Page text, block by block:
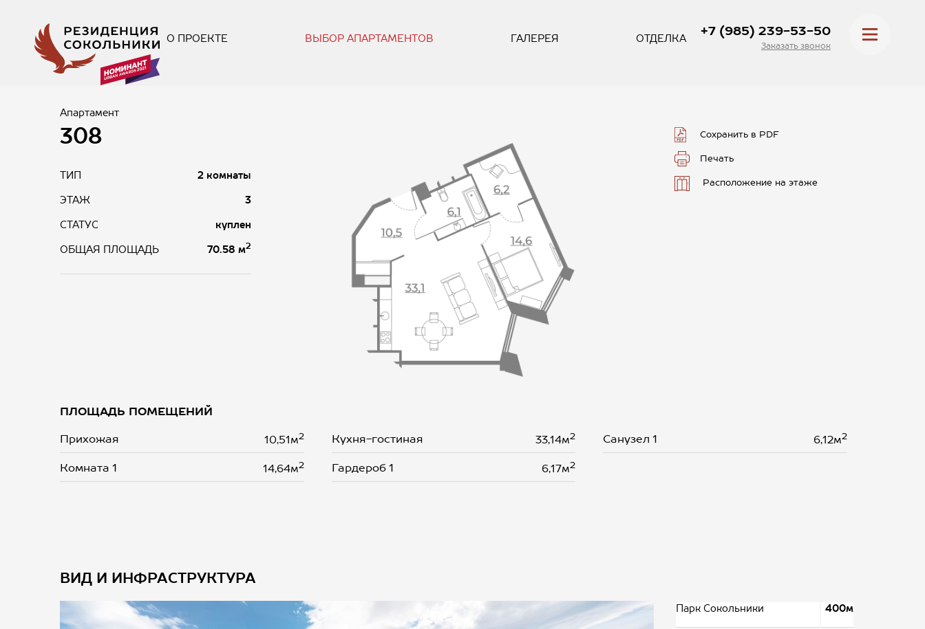
О ПРОЕКТЕ ВЫБОР АПАРТАМЕНТОВ ГАЛЕРЕЯ ОТДЕЛКА
+7 (985) 239-53-50
Заказать звонок
Апартамент
308
ТИП 2 комнаты
ЭТАЖ 3
СТАТУС куплен
ОБЩАЯ ПЛОЩАДЬ 70.58 м2
Сохранить в PDF
Печать
Расположение на этаже
ПЛОЩАДЬ ПОМЕЩЕНИЙ
Прихожая 10,51м2 Кухня-гостиная 33,14м2 Санузел 1 6,12м2
Комната 1 14,64м2 Гардероб 1 6,17м2
ВИД И ИНФРАСТРУКТУРА
Парк Сокольники 400м